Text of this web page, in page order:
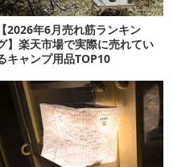
【2026年6月売れ筋ランキン
】楽天市場で実際に売れてい
キャンプ用品TOP10